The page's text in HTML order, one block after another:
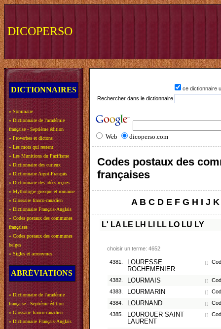
DICOPERSO
DICTIONNAIRES
» Sommaire
» Dictionnaire de l'académie
française - Septième édition
» Proverbes et dictons
» Les mots qui restent
» Les Munitions du Pacifisme
» Dictionnaire des curieux
» Dictionnaire Argot-Français
» Dictionnaire des idées reçues
» Mythologie grecque et romaine
» Glossaire franco-canadien
» Dictionnaire Français-Anglais
» Codes postaux des communes
françaises
» Codes postaux des communes
belges
» Sigles et acronymes
ABRÉVIATIONS
» Dictionnaire de l'académie
française - Septième édition
» Glossaire franco-canadien
» Dictionnaire Français-Anglais
ce dictionnaire
Rechercher dans le dictionnaire
Web dicoperso.com
Codes postaux des
françaises
A B C D E F G H I J K
L' LA LE LH LI LL LO LU LY
choisir un terme: 4652
4381.
LOURESSE
ROCHEMENIER
[ ]
4382. LOURMAIS [ ]
4383.
LOURMARIN [ ]
4384.
LOURNAND [ ]
4385.
LOUROUER SAINT
LAURENT
[ ]